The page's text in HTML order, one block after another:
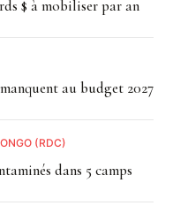
$ à mobiliser par an
au budget 2027
(RDC)
dans 5 camps